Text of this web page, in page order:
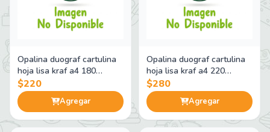
Opalina duograf cartulina
hoja lisa kraf a4 180
gramos
$220
Agregar
Opalina duograf cartulina
hoja lisa kraf a4 220
gramos
$280
Agregar